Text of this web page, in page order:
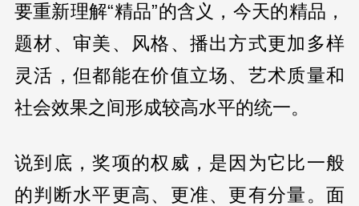
要重新理解“精品”的含义，今天的精品，
题材、审美、风格、播出方式更加多样
灵活，但都能在价值立场、艺术质量和
社会效果之间形成较高水平的统一。
说到底，奖项的权威，是因为它比一般
的判断水平更高、更准、更有分量。面